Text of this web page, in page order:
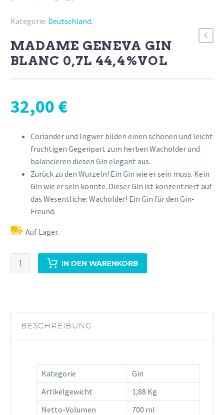
Kategorie: Deutschland.
MADAME GENEVA GIN
BLANC 0,7L 44,4%VOL
32,00 €
Coriander und Ingwer bilden einen schönen und leicht
fruchtigen Gegenpart zum herben Wacholder und
balancieren diesen Gin elegant aus.
Zurück zu den Wurzeln! Ein Gin wie er sein muss. Kein
Gin wie er sein könnte. Dieser Gin ist konzentriert auf
das Wesentliche: Wacholder! Ein Gin für den Gin-
Freund.
Auf Lager.
Madame
Geneva
44,4%Vol
IN DEN WARENKORB
BESCHREIBUNG
Kategorie
Gin
Artikelgewicht
1,88 Kg
Netto-Volumen
700 ml